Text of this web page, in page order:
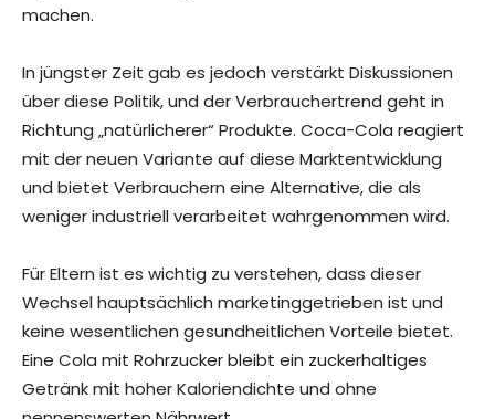
machen.
In jüngster Zeit gab es jedoch verstärkt Diskussionen
über diese Politik, und der Verbrauchertrend geht in
Richtung „natürlicherer“ Produkte. Coca-Cola reagiert
mit der neuen Variante auf diese Marktentwicklung
und bietet Verbrauchern eine Alternative, die als
weniger industriell verarbeitet wahrgenommen wird.
Für Eltern ist es wichtig zu verstehen, dass dieser
Wechsel hauptsächlich marketinggetrieben ist und
keine wesentlichen gesundheitlichen Vorteile bietet.
Eine Cola mit Rohrzucker bleibt ein zuckerhaltiges
Getränk mit hoher Kaloriendichte und ohne